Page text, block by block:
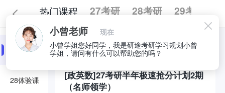
热门课程 27考研 28考研 29考研
27体验课
28体验课
全部 必囤好课
[政英数]27考研半年极速抢分计划2期
（名师领学）
小曾老师
现在
小曾学姐您好同学，我是研途考研学习规划小曾
学姐，请问有什么可以帮助您的吗？